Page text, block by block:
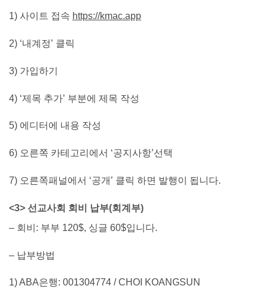
1) 사이트 접속 https://kmac.app
2) ‘내계정’ 클릭
3) 가입하기
4) ‘제목 추가’ 부분에 제목 작성
5) 에디터에 내용 작성
6) 오른쪽 카테고리에서 ‘공지사항’선택
7) 오른쪽패널에서 ‘공개’ 클릭 하면 발행이 됩니다.
<3> 선교사회 회비 납부(회계부)
– 회비: 부부 120$, 싱글 60$입니다.
– 납부방법
1) ABA은행: 001304774 / CHOI KOANGSUN